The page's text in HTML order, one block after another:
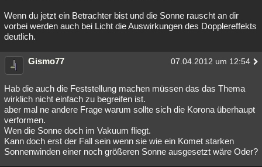
Wenn du jetzt ein Betrachter bist und die Sonne rauscht an dir
vorbei werden auch bei Licht die Auswirkungen des Dopplereffekts
deutlich.
Gismo77 07.04.2012 um 12:54
Hab die auch die Feststellung machen müssen das das Thema
wirklich nicht einfach zu begreifen ist.
aber mal ne andere Frage warum sollte sich die Korona überhaupt
verformen.
Wen die Sonne doch im Vakuum fliegt.
Kann doch erst der Fall sein wenn sie wie ein Komet starken
Sonnenwinden einer noch größeren Sonne ausgesetzt wäre Oder?